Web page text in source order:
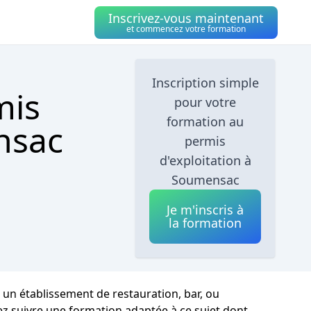
Inscrivez-vous maintenant
et commencez votre formation
Inscription simple
pour votre
formation au
permis
d'exploitation à
Soumensac
Je m'inscris à
la formation
établissement de restauration, bar, ou